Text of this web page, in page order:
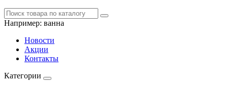
Например: ванна
Новости
Акции
Контакты
Категории